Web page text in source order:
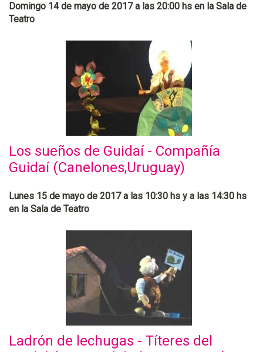
Domingo 14 de mayo de 2017 a las 20:00 hs en la Sala de
Teatro
Los sueños de Guidaí - Compañía
Guidaí (Canelones,Uruguay)
Lunes 15 de mayo de 2017 a las 10:30 hs y a las 14:30 hs
en la Sala de Teatro
Ladrón de lechugas - Títeres del